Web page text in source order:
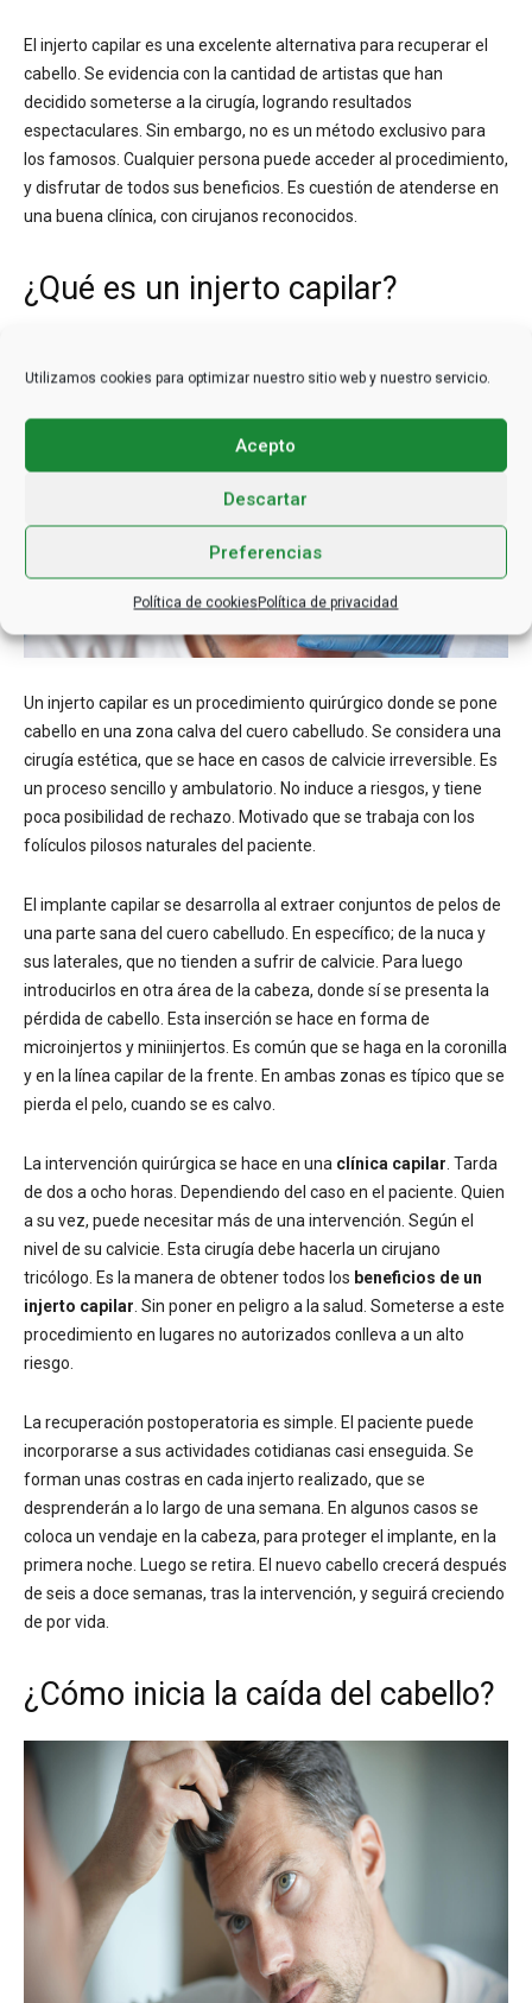
Utilizamos cookies para optimizar nuestro sitio web y nuestro servicio.
Acepto
Descartar
Preferencias
Política de cookiesPolítica de privacidad
El injerto capilar es una excelente alternativa para recuperar el
cabello. Se evidencia con la cantidad de artistas que han
decidido someterse a la cirugía, logrando resultados
espectaculares. Sin embargo, no es un método exclusivo para
los famosos. Cualquier persona puede acceder al procedimiento,
y disfrutar de todos sus beneficios. Es cuestión de atenderse en
una buena clínica, con cirujanos reconocidos.
¿Qué es un injerto capilar?
Un injerto capilar es un procedimiento quirúrgico donde se pone
cabello en una zona calva del cuero cabelludo. Se considera una
cirugía estética, que se hace en casos de calvicie irreversible. Es
un proceso sencillo y ambulatorio. No induce a riesgos, y tiene
poca posibilidad de rechazo. Motivado que se trabaja con los
folículos pilosos naturales del paciente.
El implante capilar se desarrolla al extraer conjuntos de pelos de
una parte sana del cuero cabelludo. En específico; de la nuca y
sus laterales, que no tienden a sufrir de calvicie. Para luego
introducirlos en otra área de la cabeza, donde sí se presenta la
pérdida de cabello. Esta inserción se hace en forma de
microinjertos y miniinjertos. Es común que se haga en la coronilla
y en la línea capilar de la frente. En ambas zonas es típico que se
pierda el pelo, cuando se es calvo.
La intervención quirúrgica se hace en una clínica capilar . Tarda
de dos a ocho horas. Dependiendo del caso en el paciente. Quien
a su vez, puede necesitar más de una intervención. Según el
nivel de su calvicie. Esta cirugía debe hacerla un cirujano
tricólogo. Es la manera de obtener todos los beneficios de un
injerto capilar . Sin poner en peligro a la salud. Someterse a este
procedimiento en lugares no autorizados conlleva a un alto
riesgo.
La recuperación postoperatoria es simple. El paciente puede
incorporarse a sus actividades cotidianas casi enseguida. Se
forman unas costras en cada injerto realizado, que se
desprenderán a lo largo de una semana. En algunos casos se
coloca un vendaje en la cabeza, para proteger el implante, en la
primera noche. Luego se retira. El nuevo cabello crecerá después
de seis a doce semanas, tras la intervención, y seguirá creciendo
de por vida.
¿Cómo inicia la caída del cabello?